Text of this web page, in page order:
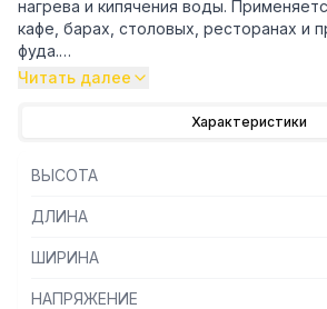
нагрева и кипячения воды.
кафе, барах, столовых, ресторанах и
фуда.
– Ручки из термоизоляционного
– Особая конструкция крана для
предотвращает образование капель
– Датчик температуры и уровня воды
– Терморегулятор для изменения
Читать далее
Характеристики
ВЫСОТА
ДЛИНА
ШИРИНА
НАПРЯЖЕНИЕ